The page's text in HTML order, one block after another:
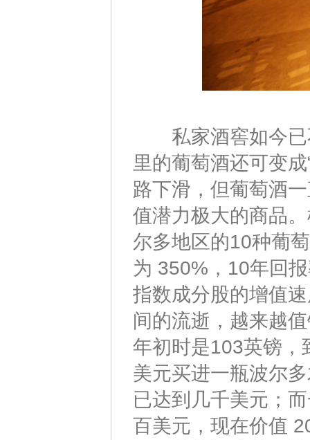
私家酒窖如今已
里的葡萄酒还可变
路下滑，但葡萄酒
值潜力极大的商品
尔多地区的10种葡
为 350%，10年回
指数成分股的增值
间的流逝，越来越
年初时是103英镑，
美元买进一瓶波尔
已达到几千美元；
百美元，现在价值